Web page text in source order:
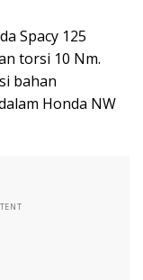
Spacy 125
torsi 10 Nm.
bahan
Honda NW